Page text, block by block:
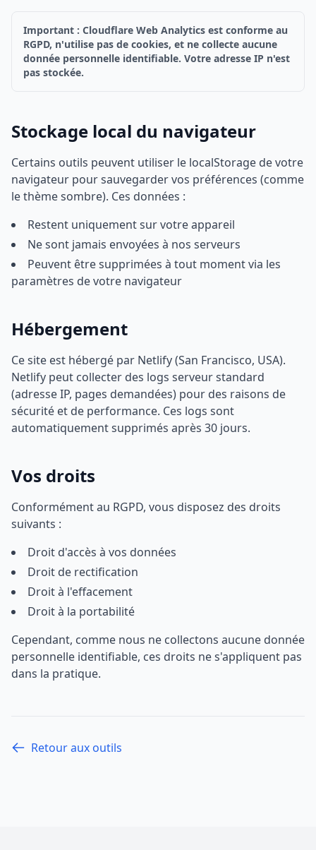
Important : Cloudflare Web Analytics est conforme au
RGPD, n'utilise pas de cookies, et ne collecte aucune
donnée personnelle identifiable. Votre adresse IP n'est
pas stockée.
Stockage local du navigateur
Certains outils peuvent utiliser le localStorage de votre
navigateur pour sauvegarder vos préférences (comme
le thème sombre). Ces données :
Restent uniquement sur votre appareil
Ne sont jamais envoyées à nos serveurs
Peuvent être supprimées à tout moment via les
paramètres de votre navigateur
Hébergement
Ce site est hébergé par Netlify (San Francisco, USA).
Netlify peut collecter des logs serveur standard
(adresse IP, pages demandées) pour des raisons de
sécurité et de performance. Ces logs sont
automatiquement supprimés après 30 jours.
Vos droits
Conformément au RGPD, vous disposez des droits
suivants :
Droit d'accès à vos données
Droit de rectification
Droit à l'effacement
Droit à la portabilité
Cependant, comme nous ne collectons aucune donnée
personnelle identifiable, ces droits ne s'appliquent pas
dans la pratique.
Retour aux outils